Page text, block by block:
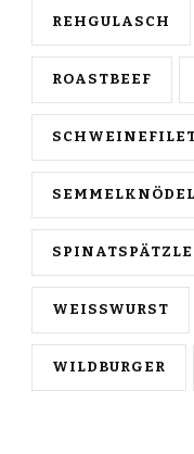
REHGULASCH
ROASTBEEF
SEMMELKNÖDEL
SPINATSPÄTZLE
WEISSWURST
WILDBURGER